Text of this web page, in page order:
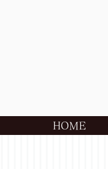
HOME